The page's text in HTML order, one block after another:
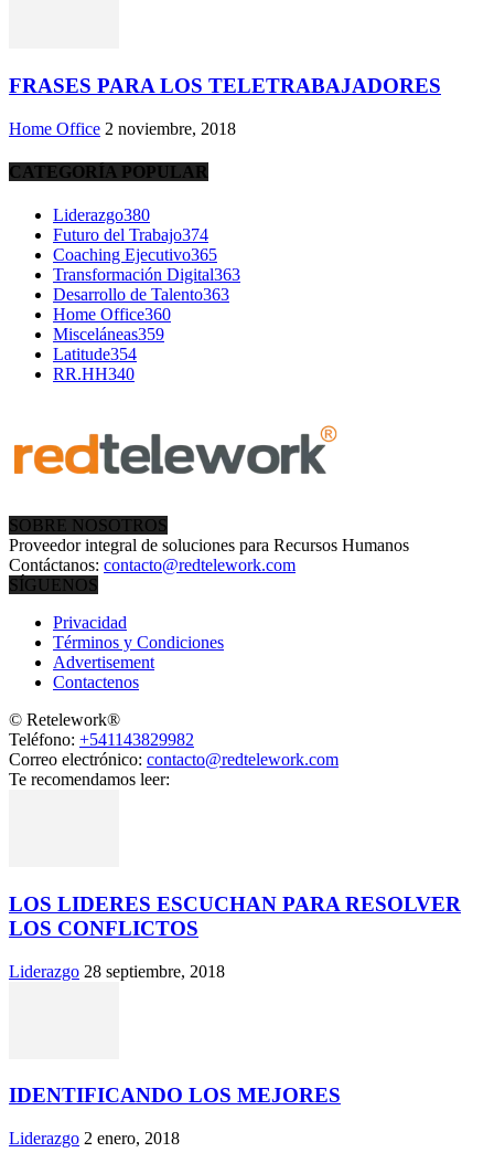
FRASES PARA LOS TELETRABAJADORES
Home Office 2 noviembre, 2018
CATEGORÍA POPULAR
Liderazgo380
Futuro del Trabajo374
Coaching Ejecutivo365
Transformación Digital363
Desarrollo de Talento363
Home Office360
Misceláneas359
Latitude354
RR.HH340
SOBRE NOSOTROS
Proveedor integral de soluciones para Recursos Humanos
Contáctanos: contacto@redtelework.com
SÍGUENOS
Privacidad
Términos y Condiciones
Advertisement
Contactenos
© Retelework®
Teléfono: +541143829982
Correo electrónico: contacto@redtelework.com
Te recomendamos leer:
LOS LIDERES ESCUCHAN PARA RESOLVER
LOS CONFLICTOS
Liderazgo 28 septiembre, 2018
IDENTIFICANDO LOS MEJORES
Liderazgo 2 enero, 2018